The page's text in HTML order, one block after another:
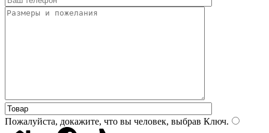
Пожалуйста, докажите, что вы человек, выбрав Ключ.